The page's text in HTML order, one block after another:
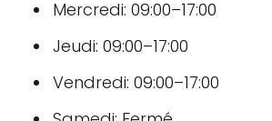
Mercredi: 09:00–17:00
Jeudi: 09:00–17:00
Vendredi: 09:00–17:00